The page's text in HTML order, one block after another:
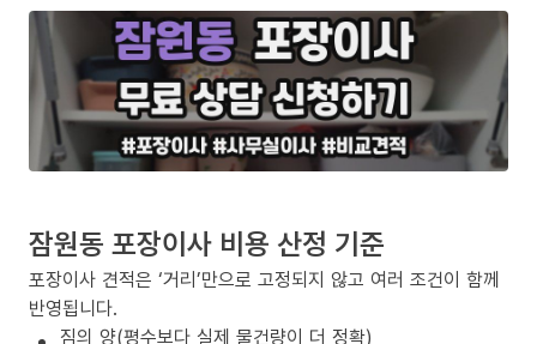
잠원동 포장이사 비용 산정 기준
포장이사 견적은 ‘거리’만으로 고정되지 않고 여러 조건이 함께
반영됩니다.
짐의 양(평수보다 실제 물건량이 더 정확)